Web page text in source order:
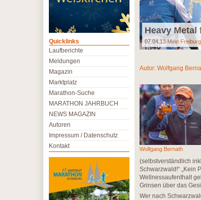
Heavy
07.04.13 Mein
Autor: Wolfgang
Wolfgang Bernath
(selbstverständlich
Schwarzwald!“ „Kein
Wellnessaufenthalt
Grinsen über das
Wer nach
Quicklinks
Laufberichte
Meldungen
Magazin
Marktplatz
Marathon-Suche
MARATHON JAHRBUCH
NEWS MAGAZIN
Autoren
Impressum / Datenschutz
Kontakt